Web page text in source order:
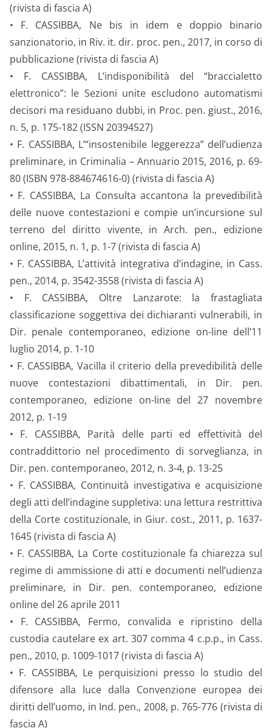
(rivista di fascia A)
• F. CASSIBBA, Ne bis in idem e doppio binario
sanzionatorio, in Riv. it. dir. proc. pen., 2017, in corso di
pubblicazione (rivista di fascia A)
• F. CASSIBBA, L’indisponibilità del “braccialetto
elettronico”: le Sezioni unite escludono automatismi
decisori ma residuano dubbi, in Proc. pen. giust., 2016,
n. 5, p. 175-182 (ISSN 20394527)
• F. CASSIBBA, L’“insostenibile leggerezza” dell’udienza
preliminare, in Criminalia – Annuario 2015, 2016, p. 69-
80 (ISBN 978-884674616-0) (rivista di fascia A)
• F. CASSIBBA, La Consulta accantona la prevedibilità
delle nuove contestazioni e compie un’incursione sul
terreno del diritto vivente, in Arch. pen., edizione
online, 2015, n. 1, p. 1-7 (rivista di fascia A)
• F. CASSIBBA, L’attività integrativa d’indagine, in Cass.
pen., 2014, p. 3542-3558 (rivista di fascia A)
• F. CASSIBBA, Oltre Lanzarote: la frastagliata
classificazione soggettiva dei dichiaranti vulnerabili, in
Dir. penale contemporaneo, edizione on-line dell’11
luglio 2014, p. 1-10
• F. CASSIBBA, Vacilla il criterio della prevedibilità delle
nuove contestazioni dibattimentali, in Dir. pen.
contemporaneo, edizione on-line del 27 novembre
2012, p. 1-19
• F. CASSIBBA, Parità delle parti ed effettività del
contraddittorio nel procedimento di sorveglianza, in
Dir. pen. contemporaneo, 2012, n. 3-4, p. 13-25
• F. CASSIBBA, Continuità investigativa e acquisizione
degli atti dell’indagine suppletiva: una lettura restrittiva
della Corte costituzionale, in Giur. cost., 2011, p. 1637-
1645 (rivista di fascia A)
• F. CASSIBBA, La Corte costituzionale fa chiarezza sul
regime di ammissione di atti e documenti nell’udienza
preliminare, in Dir. pen. contemporaneo, edizione
online del 26 aprile 2011
• F. CASSIBBA, Fermo, convalida e ripristino della
custodia cautelare ex art. 307 comma 4 c.p.p., in Cass.
pen., 2010, p. 1009-1017 (rivista di fascia A)
• F. CASSIBBA, Le perquisizioni presso lo studio del
difensore alla luce dalla Convenzione europea dei
diritti dell’uomo, in Ind. pen., 2008, p. 765-776 (rivista di
fascia A)